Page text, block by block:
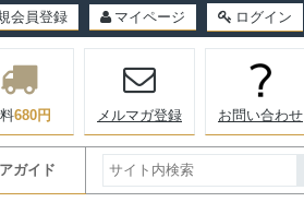
会員登録 マイページ ログイン
680円 メルマガ登録 お問い合わせ
ガイド